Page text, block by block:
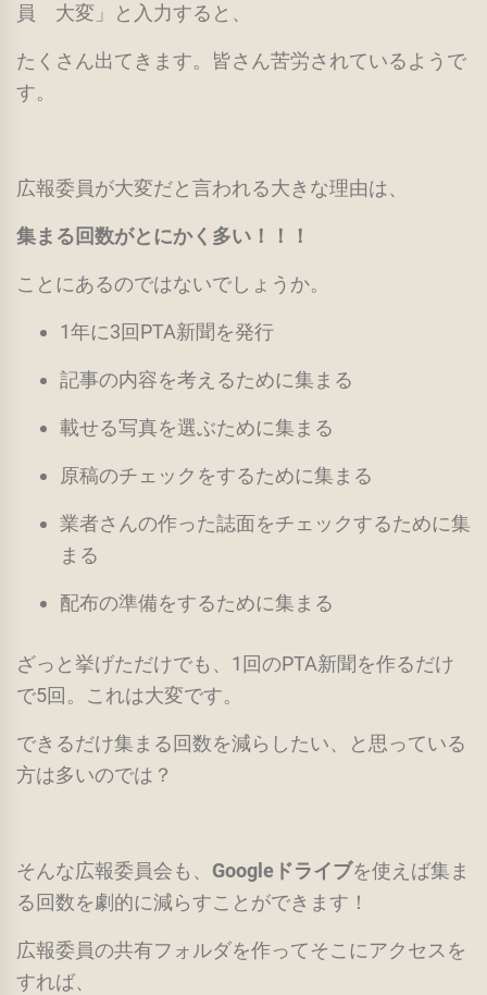
員 大変」と入力すると、
たくさん出てきます。皆さん苦労されているようで
す。
広報委員が大変だと言われる大きな理由は、
集まる回数がとにかく多い！！！
ことにあるのではないでしょうか。
1年に3回PTA新聞を発行
記事の内容を考えるために集まる
載せる写真を選ぶために集まる
原稿のチェックをするために集まる
業者さんの作った誌面をチェックするために集
まる
配布の準備をするために集まる
ざっと挙げただけでも、1回のPTA新聞を作るだけ
で5回。これは大変です。
できるだけ集まる回数を減らしたい、と思っている
方は多いのでは？
そんな広報委員会も、 Googleドライブを使えば集ま
る回数を劇的に減らすことができます！
広報委員の共有フォルダを作ってそこにアクセスを
すれば、